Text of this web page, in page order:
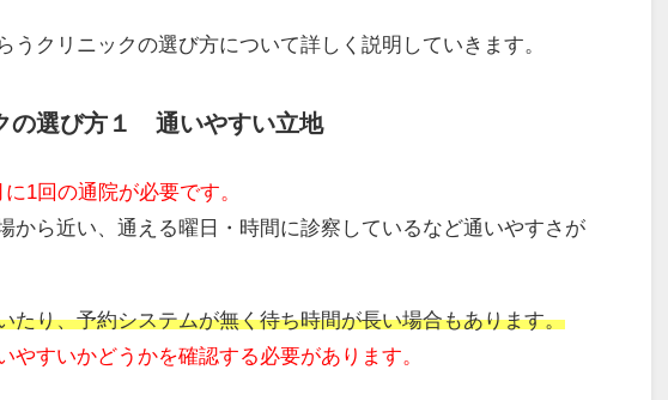
うクリニックの選び方について詳しく説明していきます。
の選び方１ 通いやすい立地
1回の通院が必要です。
から近い、通える曜日・時間に診察しているなど通いやすさが
たり、予約システムが無く待ち時間が長い場合もあります。
やすいかどうかを確認する必要があります。